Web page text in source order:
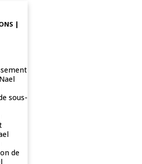
|
sous-
de